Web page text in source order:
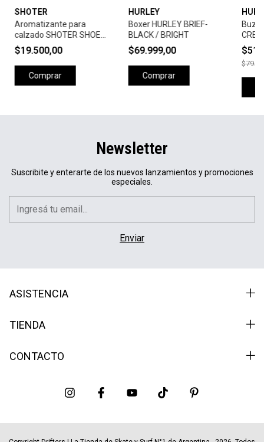
SHOTER
Aromatizante para
calzado SHOTER SHOE
FRESHENER
$19.500,00
Comprar
HURLEY
Boxer HURLEY BRIEF-
BLACK / BRIGHT
$69.999,00
Comprar
Buzo
Newsletter
Suscribite y enterarte de los nuevos lanzamientos y promociones
especiales.
ASISTENCIA
TIENDA
CONTACTO